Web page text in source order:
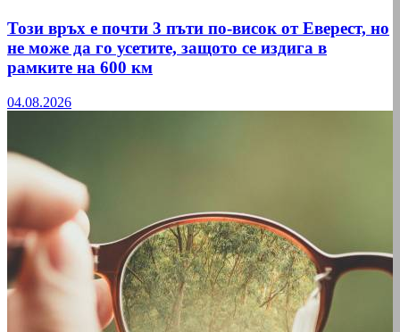
Този връх е почти 3 пъти по-висок от Еверест, но
не може да го усетите, защото се издига в
рамките на 600 км
04.08.2026